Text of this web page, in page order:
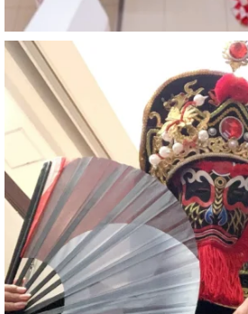
#有形文化財
#四国
#愛媛観光
#旅行
#旅行動画
#一人旅
#観光スポット
#Travel
#ehime
#旅行好きと繋がりたい
7 X
さらに読み込